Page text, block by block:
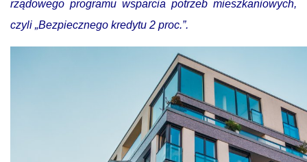
rządowego programu wsparcia potrzeb mieszkaniowych,
czyli „Bezpiecznego kredytu 2 proc.”.